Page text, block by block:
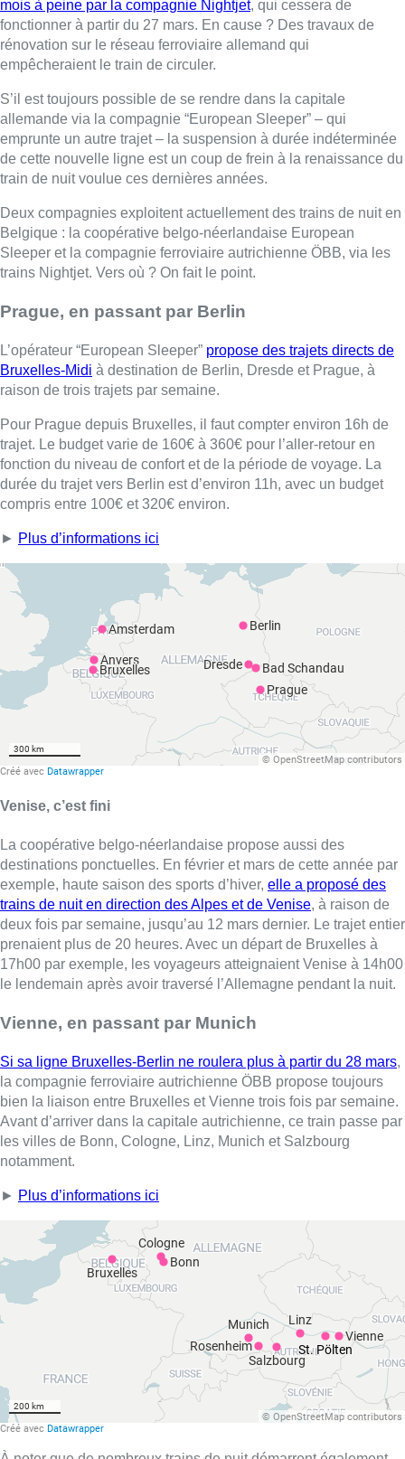
mois à peine par la compagnie Nightjet, qui cessera de
fonctionner à partir du 27 mars. En cause ? Des travaux de
rénovation sur le réseau ferroviaire allemand qui
empêcheraient le train de circuler.
S’il est toujours possible de se rendre dans la capitale
allemande via la compagnie “European Sleeper” – qui
emprunte un autre trajet – la suspension à durée indéterminée
de cette nouvelle ligne est un coup de frein à la renaissance du
train de nuit voulue ces dernières années.
Deux compagnies exploitent actuellement des trains de nuit en
Belgique : la coopérative belgo-néerlandaise European
Sleeper et la compagnie ferroviaire autrichienne ÖBB, via les
trains Nightjet. Vers où ? On fait le point.
Prague, en passant par Berlin
L’opérateur “European Sleeper” propose des trajets directs de
Bruxelles-Midi à destination de Berlin, Dresde et Prague, à
raison de trois trajets par semaine.
Pour Prague depuis Bruxelles, il faut compter environ 16h de
trajet. Le budget varie de 160€ à 360€ pour l’aller-retour en
fonction du niveau de confort et de la période de voyage. La
durée du trajet vers Berlin est d’environ 11h, avec un budget
compris entre 100€ et 320€ environ.
► Plus d’informations ici
Venise, c’est fini
La coopérative belgo-néerlandaise propose aussi des
destinations ponctuelles. En février et mars de cette année par
exemple, haute saison des sports d’hiver, elle a proposé des
trains de nuit en direction des Alpes et de Venise, à raison de
deux fois par semaine, jusqu’au 12 mars dernier. Le trajet entier
prenaient plus de 20 heures. Avec un départ de Bruxelles à
17h00 par exemple, les voyageurs atteignaient Venise à 14h00
le lendemain après avoir traversé l’Allemagne pendant la nuit.
Vienne, en passant par Munich
Si sa ligne Bruxelles-Berlin ne roulera plus à partir du 28 mars,
la compagnie ferroviaire autrichienne ÖBB propose toujours
bien la liaison entre Bruxelles et Vienne trois fois par semaine.
Avant d’arriver dans la capitale autrichienne, ce train passe par
les villes de Bonn, Cologne, Linz, Munich et Salzbourg
notamment.
► Plus d’informations ici